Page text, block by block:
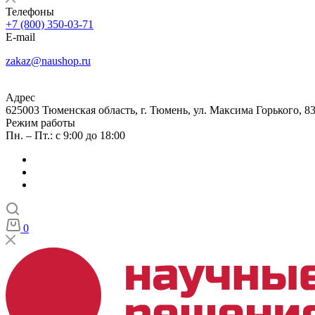
Телефоны
+7 (800) 350-03-71
E-mail
zakaz@naushop.ru
Адрес
625003 Тюменская область, г. Тюмень, ул. Максима Горького,
Режим работы
Пн. – Пт.: с 9:00 до 18:00
0